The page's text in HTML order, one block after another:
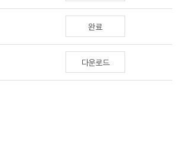
완료
다운로드